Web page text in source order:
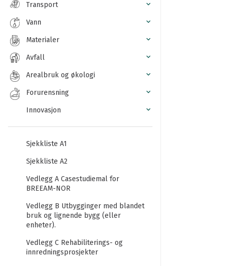
Transport
Vann
Materialer
Avfall
Arealbruk og økologi
Forurensning
Innovasjon
Sjekkliste A1
Sjekkliste A2
Vedlegg A Casestudiemal for
BREEAM-NOR
Vedlegg B Utbygginger med blandet
bruk og lignende bygg (eller
enheter).
Vedlegg C Rehabiliterings- og
innredningsprosjekter